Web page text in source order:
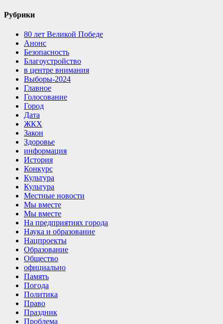
Рубрики
80 лет Великой Победе
Анонс
Безопасность
Благоустройство
в центре внимания
Выборы-2024
Главное
Голосование
Город
Дата
ЖКХ
Закон
Здоровье
информация
История
Конкурс
Культура
Культура
Местные новости
Мы вместе
Мы вместе
На предприятиях города
Наука и образование
Нацпроекты
Образование
Общество
официально
Память
Погода
Политика
Право
Праздник
Проблема